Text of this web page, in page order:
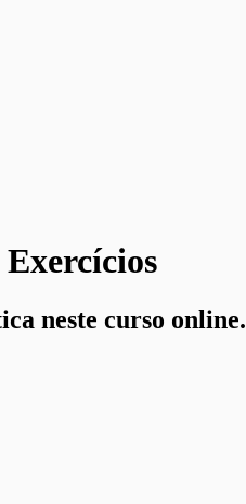
neste curso online.